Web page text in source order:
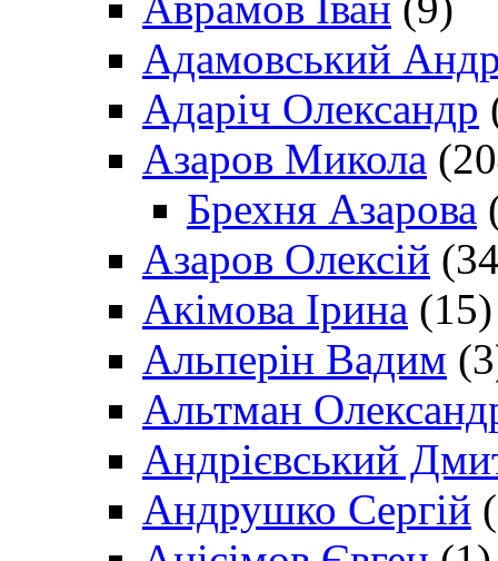
Адамовський
Адаріч Олександр
Азаров Микола
Брехня Азарова
Азаров Олексій
Акімова Ірина (15)
Альперін Вадим
Альтман
Андрієвський
Андрушко Сергій